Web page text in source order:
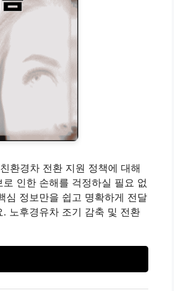
환경차 전환 지원 정책에 대해
인한 손해를 걱정하실 필요 없
심 정보만을 쉽고 명확하게 전달
노후경유차 조기 감축 및 전환